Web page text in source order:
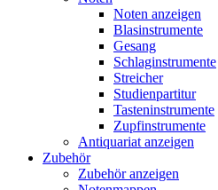
Noten anzeigen
Blasinstrumente
Gesang
Schlaginstrumente
Streicher
Studienpartitur
Tasteninstrumente
Zupfinstrumente
Antiquariat anzeigen
Zubehör
Zubehör anzeigen